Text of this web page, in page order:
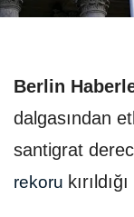
Berlin
dalgasından
santigrat
rekoru